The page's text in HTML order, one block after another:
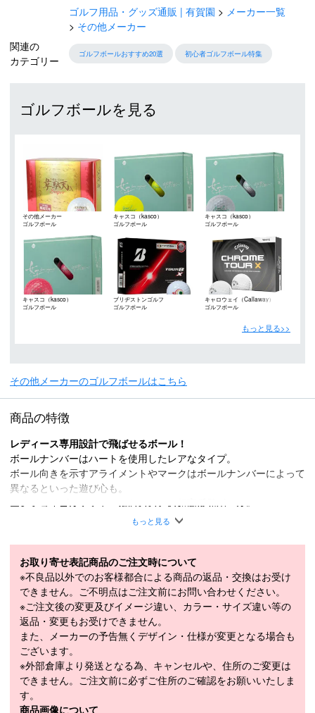
ゴルフ用品・グッズ通販 | 有賀園
メーカー一覧
その他メーカー
関連の
カテゴリー
ゴルフボールおすすめ20選 初心者ゴルフボール特集
ゴルフボールを見る
その他メーカー
ゴルフボール
キャスコ（kasco）
ゴルフボール
キャスコ（kasco）
ゴルフボール
キャスコ（kasco）
ゴルフボール
ブリヂストンゴルフ
（BRIDGESTONE GOLF）
ゴルフボール
キャロウェイ（Callaway）
ゴルフボール
もっと見る>>
その他メーカーのゴルフボールはこちら
商品の特徴
レディース専用設計で飛ばせるボール！
ボールナンバーはハートを使用したレアなタイプ。
ボール向きを示すアライメントやマークはボールナンバーによって
異なるといった遊び心も。
おります。プライベートゴルフでの使用は問題ありません。
・高反発 2ピース スモールボール（競技使用は不可となります）
・女性専用設計ボール
・通常ボールよりもサイズを小さくし、空気抵抗を低減
※ヘッドスピードが46m/s以上の方が打つと
ボールが割れる恐れがあります。
ボールが柔らかい高反発設計の仕様上となっております。
対象の方はご使用をお控え下さい。
もっと見る
お取り寄せ表記商品のご注文時について
※不良品以外でのお客様都合による商品の返品・交換はお受け
できません。ご不明点はご注文前にお問い合わせください。
※ご注文後の変更及びイメージ違い、カラー・サイズ違い等の
返品・変更もお受けできません。
また、メーカーの予告無くデザイン・仕様が変更となる場合も
ございます。
※外部倉庫より発送となる為、キャンセルや、住所のご変更は
できません。ご注文前に必ずご住所のご確認をお願いいたしま
す。
商品画像について